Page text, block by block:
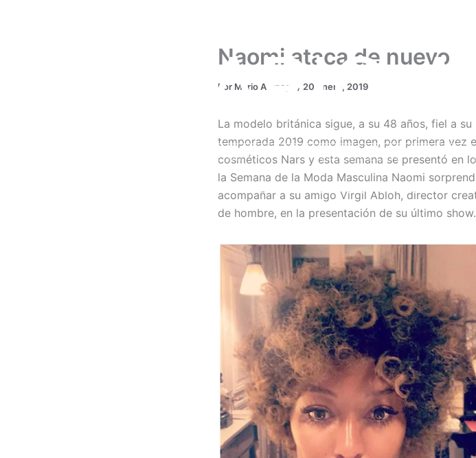
MARIO
ACERCA DE MÍ MODAPEDIA
Naomi ataca de nuevo
Por Mario Aranaga / 20 enero, 2019
La modelo británica sigue, a su 48 años, fiel a
temporada 2019 como imagen, por primera vez
cosméticos Nars y esta semana se presentó en
la Semana de la Moda Masculina Naomi
acompañar a su amigo Virgil Abloh, director
de hombre, en la presentación de su último show.